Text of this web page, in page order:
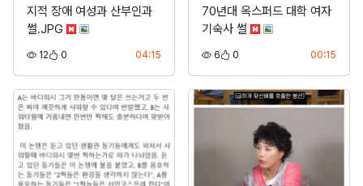
지적 장애 여성과 산부인과
썰.JPG
12조회0 04:15
70년대 옥스퍼드 대학 여자
기숙사 썰
6조회0 00:15